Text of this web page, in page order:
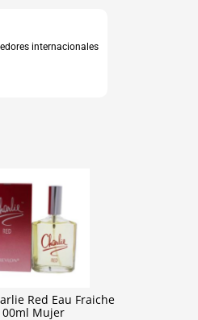
internacionales
Red Eau Fraiche
Mujer